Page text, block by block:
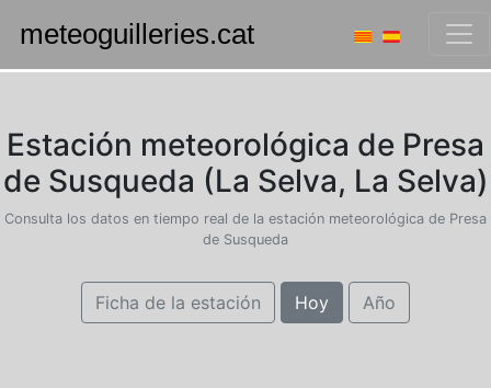
Estación meteorológica de Presa
de Susqueda (La Selva, La Selva)
Consulta los datos en tiempo real de la estación meteorológica de Presa
de Susqueda
Ficha de la estación Hoy Año